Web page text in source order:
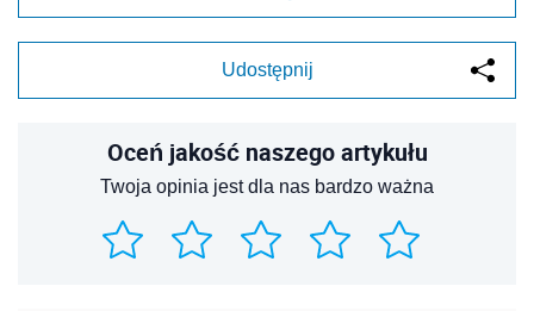
Udostępnij
Oceń jakość naszego artykułu
Twoja opinia jest dla nas bardzo ważna